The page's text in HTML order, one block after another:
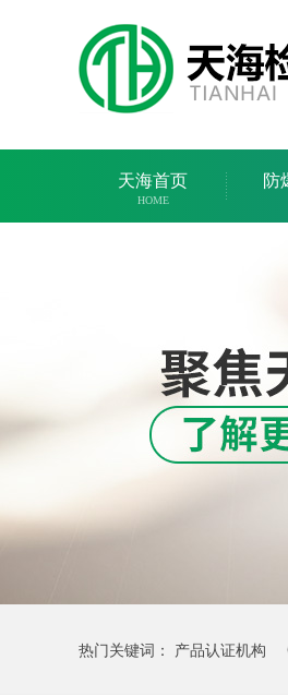
天海首页
HOME
防
热门关键词： 产品认证机构